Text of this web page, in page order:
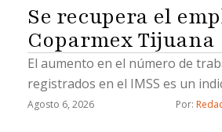
Se recupera el
Coparmex Tijuana
El aumento en el número de
registrados en el IMSS es un
Agosto 6, 2026 Por: